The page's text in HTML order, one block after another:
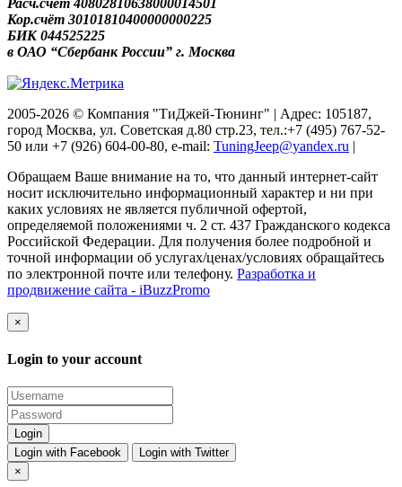
Расч.счёт 40802810638000014501
Кор.счёт 30101810400000000225
БИК 044525225
в ОАО “Сбербанк России” г. Москва
2005-2026 © Компания "ТиДжей-Тюнинг" | Адрес: 105187,
город Москва, ул. Советская д.80 стр.23, тел.:+7 (495) 767-52-
50 или +7 (926) 604-00-80, e-mail: TuningJeep@yandex.ru |
Обращаем Ваше внимание на то, что данный интернет-сайт
носит исключительно информационный характер и ни при
каких условиях не является публичной офертой,
определяемой положениями ч. 2 ст. 437 Гражданского кодекса
Российской Федерации. Для получения более подробной и
точной информации об услугах/ценах/условиях обращайтесь
по электронной почте или телефону. Разработка и
продвижение сайта - iBuzzPromo
×
Login to your account
Login with Facebook
Login with Twitter
×